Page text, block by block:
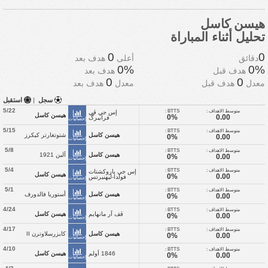
هيسن كاسل
تحليل أثناء المباراة
0دقائق أعلى 0 هدف بعد
0% هدف قبل 0% هدف بعد
معدل 0 هدف قبل معدل 0 هدف بعد
سجل | استقبل
5/22
هيسن كاسل
إحصائيات
إس جي ڤي
فرايبرگ
متوسط الاهداف :
0.00
BTTS :
0%
5/15
شتوتغارتر كيكرز
إحصائيات
هيسن كاسل
متوسط الاهداف :
0.00
BTTS :
0%
5/8
آلين 1921
إحصائيات
هيسن كاسل
متوسط الاهداف :
0.00
BTTS :
0%
5/4
هيسن كاسل
إحصائيات
إس جي باروكشتات
فولدا-ليهنيرتس
متوسط الاهداف :
0.00
BTTS :
0%
5/1
أستوريا فالدورف
إحصائيات
هيسن كاسل
متوسط الاهداف :
0.00
BTTS :
0%
4/24
هيسن كاسل
إحصائيات
ڤف آر مانهايم
متوسط الاهداف :
0.00
BTTS :
0%
4/17
كايزرسلاوترن II
إحصائيات
هيسن كاسل
متوسط الاهداف :
0.00
BTTS :
0%
4/10
هيسن كاسل
إحصائيات
1846 أولم
متوسط الاهداف :
0.00
BTTS :
0%